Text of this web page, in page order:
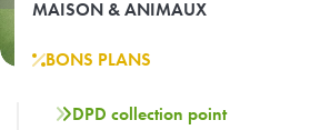
MAISON & ANIMAUX
BONS PLANS
DPD collection point